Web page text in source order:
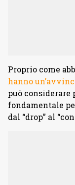
Proprio come
hanno
può
fondamentale
dal “drop” al